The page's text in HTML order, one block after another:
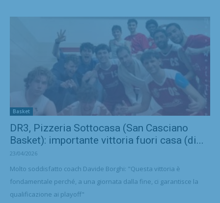
Basket
DR3, Pizzeria Sottocasa (San Casciano
Basket): importante vittoria fuori casa (di...
23/04/2026
Molto soddisfatto coach Davide Borghi: "Questa vittoria è
fondamentale perché, a una giornata dalla fine, ci garantisce la
qualificazione ai playoff"